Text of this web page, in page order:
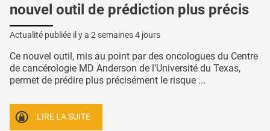
nouvel outil de prédiction plus précis
Actualité publiée il y a 2 semaines 4 jours
Ce nouvel outil, mis au point par des oncologues du Centre
de cancérologie MD Anderson de l'Université du Texas,
permet de prédire plus précisément le risque ...
LIRE LA SUITE